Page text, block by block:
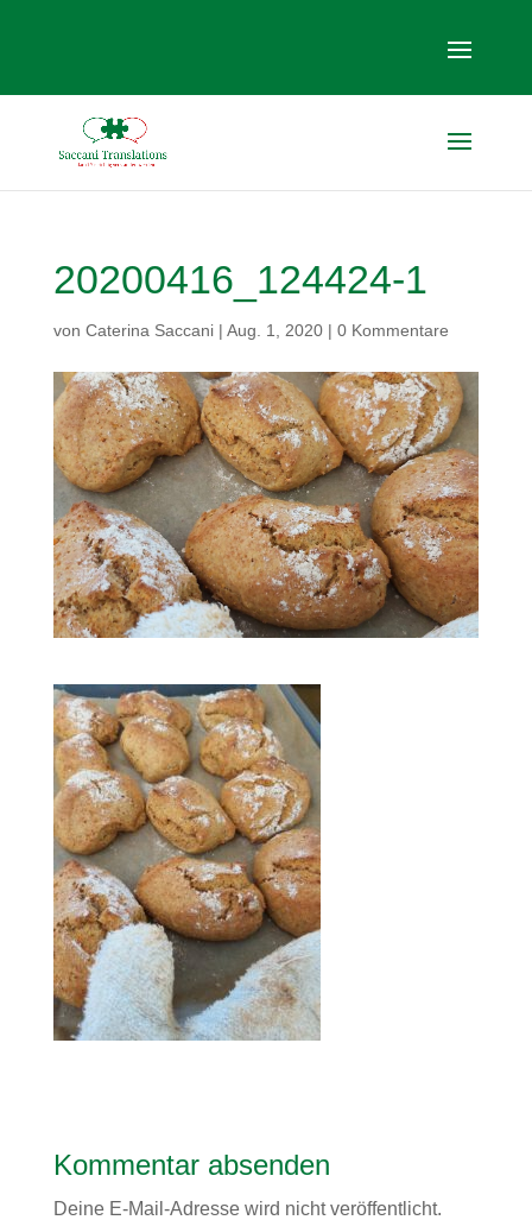
20200416_124424-1
von Caterina Saccani| Aug. 1, 2020| 0 Kommentare
Kommentar absenden
Deine E-Mail-Adresse wird nicht veröffentlicht.